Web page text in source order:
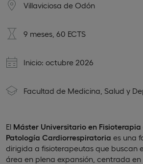
Villaviciosa de Odón
9 meses, 60 ECTS
Inicio: octubre 2026
Facultad de Medicina, Salud y
El Máster Universitario en
Patología Cardiorrespiratoria es una
dirigida a fisioterapeutas que buscan
área en plena expansión, centrada